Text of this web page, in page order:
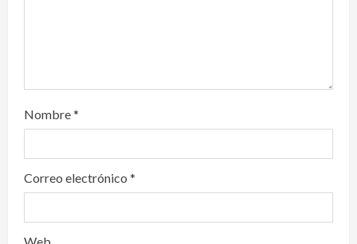
Nombre*
Correo electrónico *